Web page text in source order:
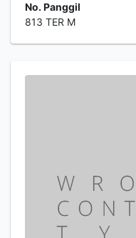
No. Panggil
813 TER M